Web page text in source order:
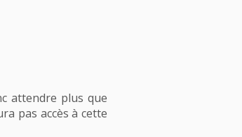
attendre plus que
pas accès à cette